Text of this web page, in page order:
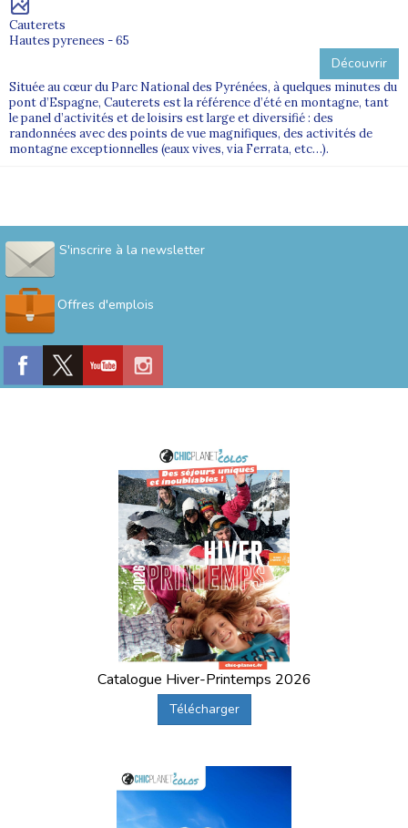
Cauterets
Hautes pyrenees - 65
Découvrir
Située au cœur du Parc National des Pyrénées, à quelques minutes du
pont d’Espagne, Cauterets est la référence d’été en montagne, tant
le panel d’activités et de loisirs est large et diversifié : des
randonnées avec des points de vue magnifiques, des activités de
montagne exceptionnelles (eaux vives, via Ferrata, etc…).
S'inscrire à la newsletter
Offres d'emplois
Catalogue Hiver-Printemps 2026
Télécharger